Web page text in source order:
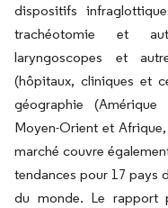
dispositifs
trachéotomie et
laryngoscopes et
(hôpitaux, cliniques et
géographie
Moyen-Orient et
marché couvre
tendances pour 17 pays
du monde. Le rapport